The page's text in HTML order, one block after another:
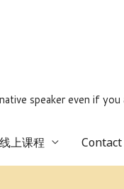
speaker even if
上课程